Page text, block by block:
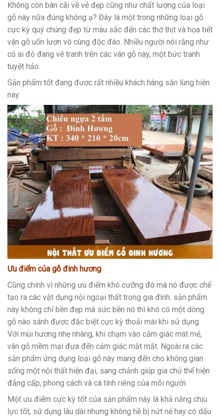
Không còn bàn cãi về vẻ đẹp cũng như chất lượng của loại
gỗ này nữa đúng không ạ? Đây là một trong những loại gỗ
cực kỳ quý chúng đẹp từ màu sắc đến các thớ thịt và họa tiết
vân gỗ uốn lượn vô cùng độc đáo. Nhiều người nói rằng như
có ai đó đang vẽ tranh trên các vân gỗ này, một bức tranh
tuyệt hảo.
Sản phẩm tốt đang được rất nhiều khách hàng săn lùng hiện
nay.
Ưu điểm của gỗ đinh hương
Cũng chính vì những ưu điểm khó cưỡng đó mà nó được chế
tạo ra các vật dụng nội ngoại thất trong gia đình. sản phẩm
này không chỉ bền đẹp mà sức bền nó thì khó có một dòng
gỗ nào sánh được đặc biệt cực kỳ thoải mái khi sử dụng.
Với mùi hương nhẹ nhàng, khi chạm vào cảm giác mát mẻ,
vân gỗ mềm mại đưa đến cảm giác mắt mắt. Ngoài ra các
sản phẩm ứng dụng loại gỗ này mang đến cho không gian
sống một nội thất hiện đại, sang chảnh giúp gia chủ thể hiện
đẳng cấp, phong cách và cá tính riêng của mỗi người.
Một ưu điểm cực kỳ tốt của sản phẩm này là khả năng chịu
lực tốt, sử dụng lâu dài nhưng không hề bị nứt nẻ hay có dấu